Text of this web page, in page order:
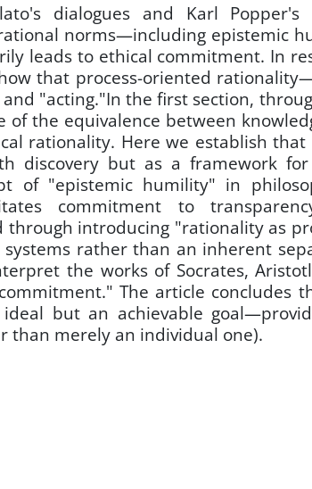
dialogues and Karl Popper's
norms—including epistemic
leads to ethical commitment. In
that process-oriented
"acting."In the first section,
of the equivalence between
rationality. Here we establish that
discovery but as a framework
of "epistemic humility" in
commitment to
introducing "rationality as
rather than an inherent
the works of Socrates,
The article concludes
but an achievable
than merely an individual one).